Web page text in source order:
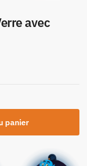
avec
panier